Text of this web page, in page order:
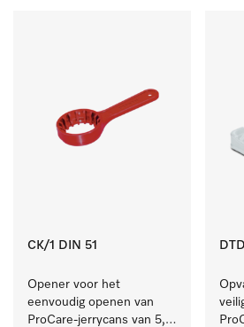
CK/1 DIN 51
Opener voor het
eenvoudig openen van
ProCare-jerrycans van 5,